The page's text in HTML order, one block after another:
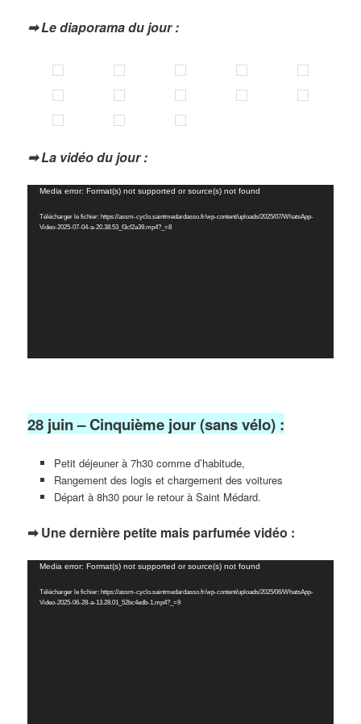
➡ Le diaporama du jour :
➡ La vidéo du jour :
Lecteur
Media error: Format(s) not supported or source(s) not found
Télécharger le fichier: https://assm-cyclo.saintmedardasso.fr/wp-content/uploads/2025/07/WhatsApp-
Video-2025-07-04-a-20.38.53_f3cf2a39.mp4?_=8
28 juin – Cinquième jour (sans vélo) :
Petit déjeuner à 7h30 comme d’habitude,
Rangement des logis et chargement des voitures
Départ à 8h30 pour le retour à Saint Médard.
➡ Une dernière petite mais parfumée vidéo :
Lecteur
Media error: Format(s) not supported or source(s) not found
Télécharger le fichier: https://assm-cyclo.saintmedardasso.fr/wp-content/uploads/2025/06/WhatsApp-
Video-2025-06-28-a-13.28.01_52bc4edb-1.mp4?_=9